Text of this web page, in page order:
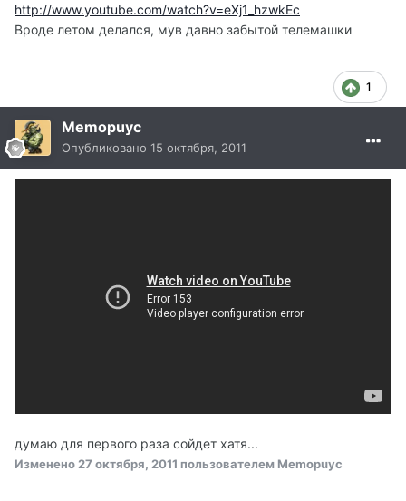
http://www.youtube.com/watch?v=eXj1_hzwkEc
Вроде летом делался, мув давно забытой телемашки
1
Memopuyc
Опубликовано 15 октября, 2011
думаю для первого раза сойдет хатя...
Изменено 27 октября, 2011 пользователем Memopuyc